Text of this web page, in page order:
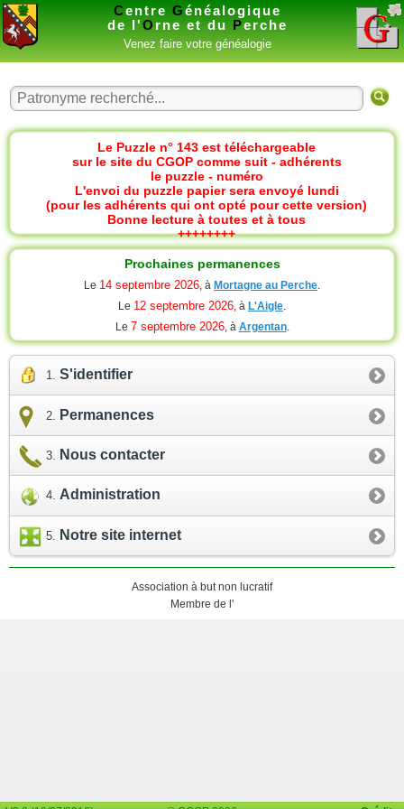
Centre Généalogique
de l'O rne et du Perche
Venez faire votre généalogie
Le Puzzle n° 143 est téléchargeable
sur le site du CGOP comme suit - adhérents
le puzzle - numéro
L'envoi du puzzle papier sera envoyé lundi
(pour les adhérents qui ont opté pour cette version)
Bonne lecture à toutes et à tous
++++++++
Prochaines permanences
Le 14 septembre 2026, à Mortagne au Perche.
Le 12 septembre 2026, à L'Aigle.
Le 7 septembre 2026, à Argentan.
S'identifier
Permanences
Nous contacter
Administration
Notre site internet
Association à but non lucratif
Membre de l'